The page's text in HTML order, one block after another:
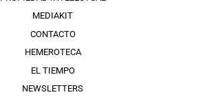
MEDIAKIT
CONTACTO
HEMEROTECA
EL TIEMPO
NEWSLETTERS